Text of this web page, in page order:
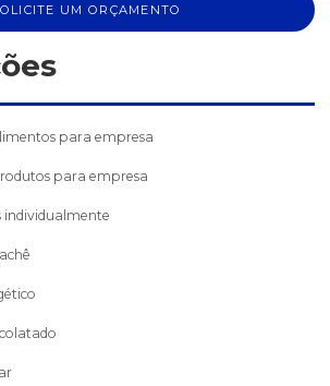
UM ORÇAMENTO
para empresa
para empresa
individualmente